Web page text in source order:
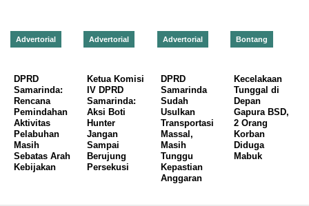
Advertorial
DPRD
Samarinda:
Rencana
Pemindahan
Aktivitas
Pelabuhan
Masih
Sebatas Arah
Kebijakan
Advertorial
Ketua Komisi
IV DPRD
Samarinda:
Aksi Boti
Hunter
Jangan
Sampai
Berujung
Persekusi
Advertorial
DPRD
Samarinda
Sudah
Usulkan
Transportasi
Massal,
Masih
Tunggu
Kepastian
Anggaran
Bontang
Kecelakaan
Tunggal di
Depan
Gapura BSD,
2 Orang
Korban
Diduga
Mabuk